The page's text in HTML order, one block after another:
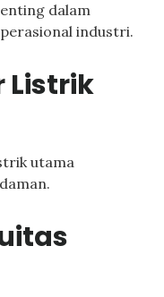
dalam
industri.
Listrik
utama